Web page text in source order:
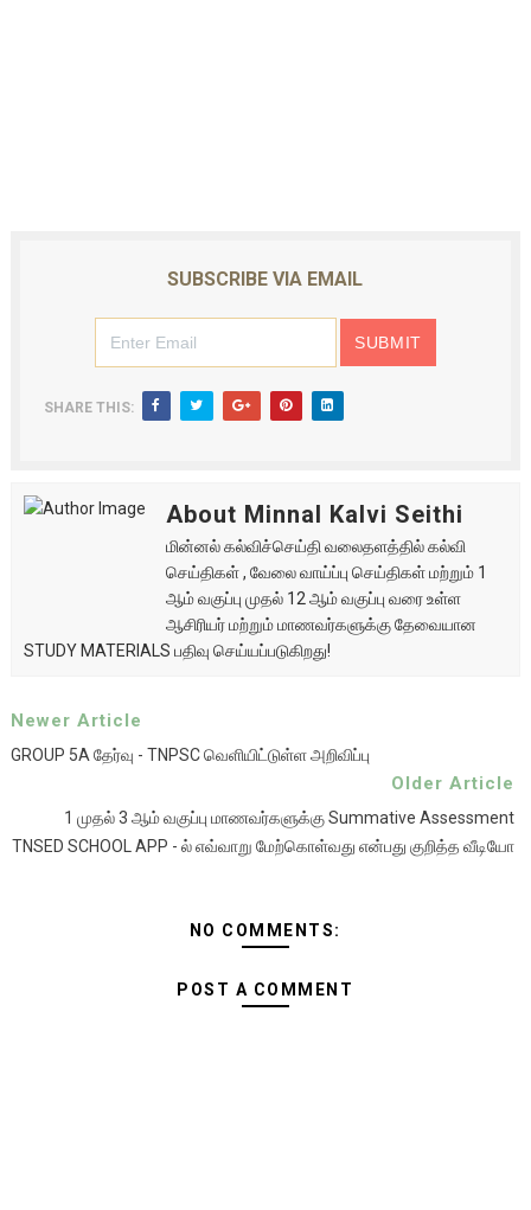
SUBSCRIBE VIA EMAIL
SHARE THIS:
About Minnal Kalvi Seithi
மின்னல் கல்விச்செய்தி வலைதளத்தில் கல்வி
செய்திகள் , வேலை வாய்ப்பு செய்திகள் மற்றும் 1
ஆம் வகுப்பு முதல் 12 ஆம் வகுப்பு வரை உள்ள
ஆசிரியர் மற்றும் மாணவர்களுக்கு தேவையான
STUDY MATERIALS பதிவு செய்யப்படுகிறது!
Newer Article
GROUP 5A தேர்வு - TNPSC வெளியிட்டுள்ள அறிவிப்பு
Older Article
1 முதல் 3 ஆம் வகுப்பு மாணவர்களுக்கு Summative Assessment
TNSED SCHOOL APP - ல் எவ்வாறு மேற்கொள்வது என்பது குறித்த வீடியோ
NO COMMENTS:
POST A COMMENT